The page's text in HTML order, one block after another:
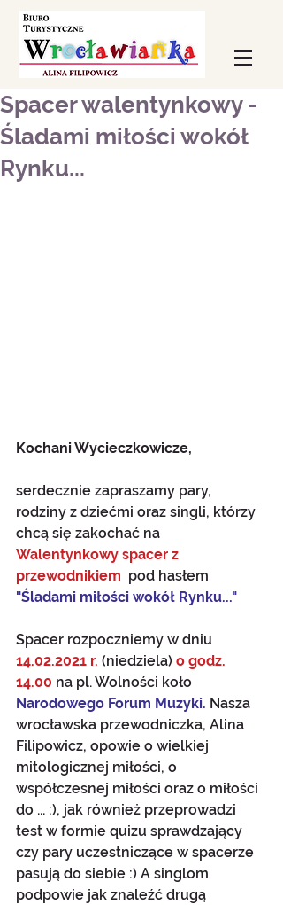
Spacer walentynkowy -
Śladami miłości wokół
Rynku...
Kochani Wycieczkowicze,
serdecznie zapraszamy pary,
rodziny z dziećmi oraz singli, którzy
chcą się zakochać na
Walentynkowy spacer z
przewodnikiem
  pod hasłem
"Śladami miłości wokół Rynku..."
Spacer rozpoczniemy w dniu
14.02.2021 r. (niedziela) o godz.
14.00 na pl. Wolności koło
Narodowego Forum Muzyki. Nasza
wrocławska przewodniczka, Alina
Filipowicz, opowie o wielkiej
mitologicznej miłości, o
współczesnej miłości oraz o miłości
do ... :), jak również przeprowadzi
test w formie quizu sprawdzający
czy pary uczestniczące w spacerze
pasują do siebie :) A singlom
podpowie jak znaleźć drugą